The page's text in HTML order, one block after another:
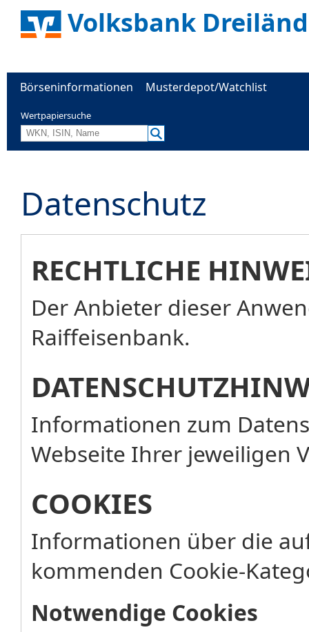
Volksbank
Börseninformationen Musterdepot/Watchlist
Wertpapiersuche
Datenschutz
RECHTLICHE
Der Anbieter dieser
Raiffeisenbank.
Informationen zum
Webseite Ihrer jeweiligen
COOKIES
Informationen über die
kommenden Cookie-
Notwendige Cookies